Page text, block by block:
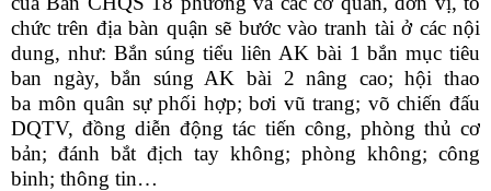
chức trên địa bàn quận sẽ bước vào tranh tài ở các nội
dung, như: Bắn súng tiểu liên AK bài 1 bắn mục tiêu
ban ngày, bắn súng AK bài 2 nâng cao; hội thao
ba môn quân sự phối hợp; bơi vũ trang; võ chiến đấu
DQTV, đồng diễn động tác tiến công, phòng thủ cơ
bản; đánh bắt địch tay không; phòng không; công
binh; thông tin…